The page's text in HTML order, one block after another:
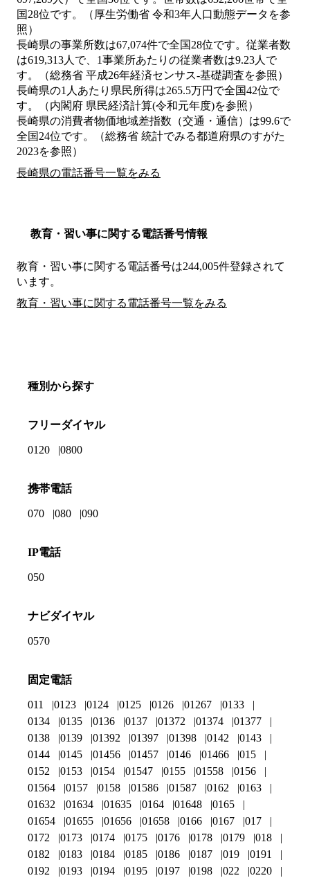
国28位です。（厚生労働省 令和3年人口動態データを参
照）
長崎県の事業所数は67,074件で全国28位です。従業者数
は619,313人で、1事業所あたりの従業者数は9.23人で
す。（総務省 平成26年経済センサス‐基礎調査を参照）
長崎県の1人あたり県民所得は265.5万円で全国42位で
す。（内閣府 県民経済計算(令和元年度)を参照）
長崎県の消費者物価地域差指数（交通・通信）は99.6で
全国24位です。（総務省 統計でみる都道府県のすがた
2023を参照）
長崎県の電話番号一覧をみる
教育・習い事に関する電話番号情報
教育・習い事に関する電話番号は244,005件登録されて
います。
教育・習い事に関する電話番号一覧をみる
種別から探す
フリーダイヤル
0120 0800
携帯電話
070 080 090
IP電話
050
ナビダイヤル
0570
固定電話
011 0123 0124 0125 0126 01267
0133
0134
0135 0136 0137 01372 01374
01377
0138
0139 01392 01397 01398 0142
0143
0144
0145 01456 01457 0146 01466
015
0152
0153 0154 01547 0155 01558
0156
01564
0157 0158 01586 01587 0162
0163
01632
01634 01635 0164 01648
0165
01654
01655 01656 01658 0166 0167
017
0172
0173 0174 0175 0176 0178 0179
018
0182
0183 0184 0185 0186 0187 019
0191
0192
0193 0194 0195 0197 0198 022 0220